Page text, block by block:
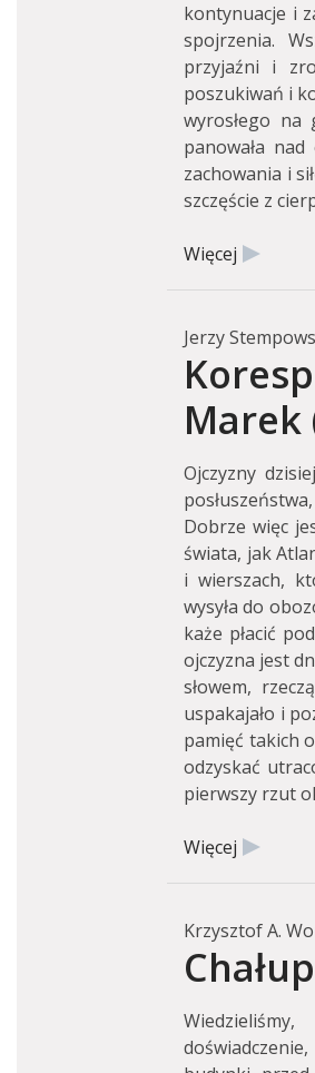
kontynuacje i
spojrzenia.
przyjaźni i
poszukiwań i
wyrosłego na
panowała
zachowania i
szczęście z
Więcej
Jerzy
Marek
Ojczyzny
Dobrze więc
świata, jak
i wierszach,
wysyła do
każe płacić
ojczyzna jest
słowem,
uspakajało i
pamięć takich
odzyskać
pierwszy rzut
Więcej
Krzysztof A.